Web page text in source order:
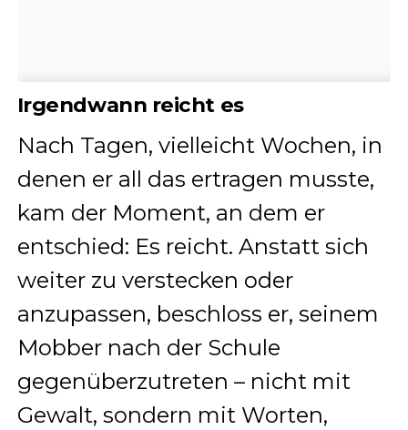
Irgendwann reicht es
Nach Tagen, vielleicht Wochen, in
denen er all das ertragen musste,
kam der Moment, an dem er
entschied: Es reicht. Anstatt sich
weiter zu verstecken oder
anzupassen, beschloss er, seinem
Mobber nach der Schule
gegenüberzutreten – nicht mit
Gewalt, sondern mit Worten,